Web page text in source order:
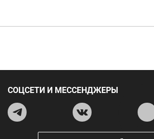
СОЦСЕТИ И МЕССЕНДЖЕРЫ